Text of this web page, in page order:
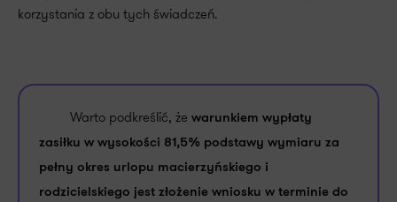
korzystania z obu tych świadczeń.
Warto podkreślić, że warunkiem wypłaty
zasiłku w wysokości 81,5% podstawy wymiaru za
pełny okres urlopu macierzyńskiego i
rodzicielskiego jest złożenie wniosku w terminie do